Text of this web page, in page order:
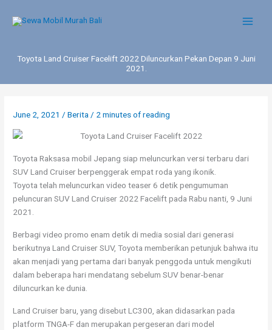
Toyota Land Cruiser Facelift 2022 Diluncurkan Pekan Depan 9 Juni
2021.
June 2, 2021 /Berita / 2 minutes of reading
Toyota Raksasa mobil Jepang siap meluncurkan versi terbaru dari
SUV Land Cruiser berpenggerak empat roda yang ikonik.
Toyota telah meluncurkan video teaser 6 detik pengumuman
peluncuran SUV Land Cruiser 2022 Facelift pada Rabu nanti, 9 Juni
2021.
Berbagi video promo enam detik di media sosial dari generasi
berikutnya Land Cruiser SUV, Toyota memberikan petunjuk bahwa itu
akan menjadi yang pertama dari banyak penggoda untuk mengikuti
dalam beberapa hari mendatang sebelum SUV benar-benar
diluncurkan ke dunia.
Land Cruiser baru, yang disebut LC300, akan didasarkan pada
platform TNGA-F dan merupakan pergeseran dari model